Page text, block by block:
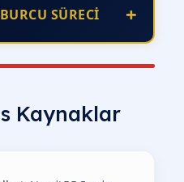
SÜRECİ +
Kaynaklar